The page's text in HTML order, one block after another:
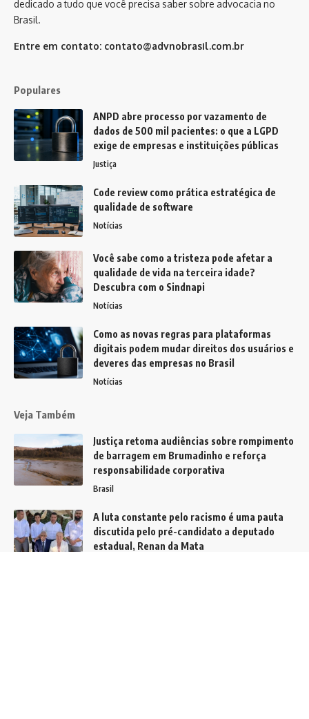
dedicado a tudo que você precisa saber sobre advocacia no
Brasil.
Entre em contato: contato@advnobrasil.com.br
Populares
ANPD abre processo por vazamento de
dados de 500 mil pacientes: o que a LGPD
exige de empresas e instituições públicas
Justiça
Code review como prática estratégica de
qualidade de software
Notícias
Você sabe como a tristeza pode afetar a
qualidade de vida na terceira idade?
Descubra com o Sindnapi
Notícias
Como as novas regras para plataformas
digitais podem mudar direitos dos usuários e
deveres das empresas no Brasil
Notícias
Veja Também
Justiça retoma audiências sobre rompimento
de barragem em Brumadinho e reforça
responsabilidade corporativa
Brasil
A luta constante pelo racismo é uma pauta
discutida pelo pré-candidato a deputado
estadual, Renan da Mata